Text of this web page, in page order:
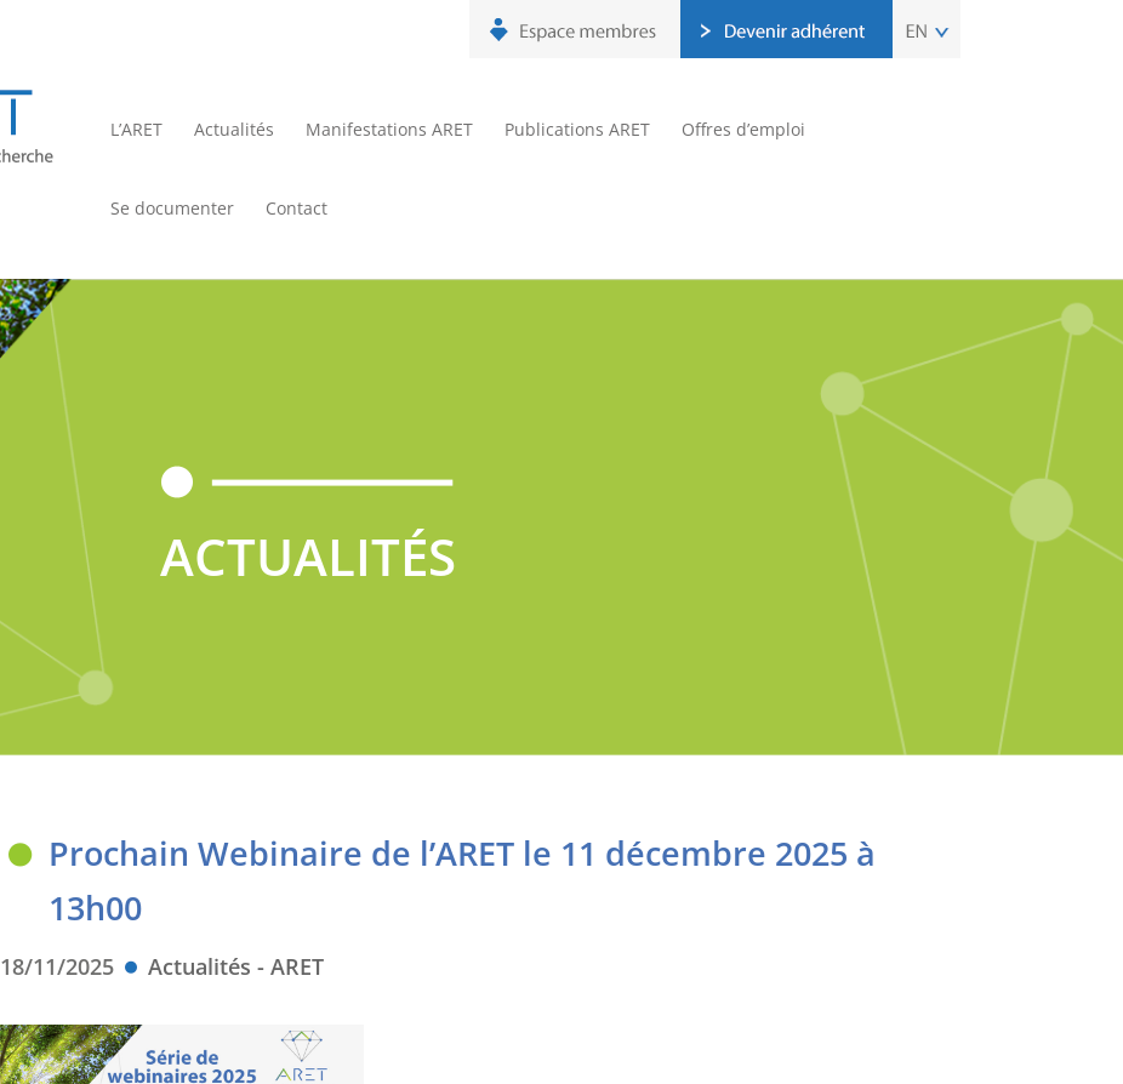
L’ARET Actualités Manifestations ARET Publications ARET Offres d’emploi
Se documenter Contact
ACTUALITÉS
Prochain Webinaire de l’ARET le 11 décembre 2025 à
13h00
18/11/2025 Actualités - ARET